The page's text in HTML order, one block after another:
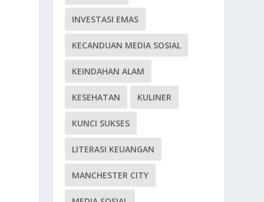
INVESTASI EMAS
KECANDUAN MEDIA SOSIAL
KEINDAHAN ALAM
KESEHATAN KULINER
KUNCI SUKSES
LITERASI KEUANGAN
MANCHESTER CITY